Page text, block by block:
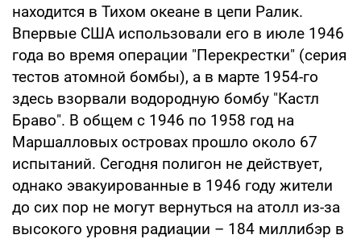
находится в Тихом океане в цепи Ралик.
Впервые США использовали его в июле 1946
года во время операции "Перекрестки" (серия
тестов атомной бомбы), а в марте 1954-го
здесь взорвали водородную бомбу "Кастл
Браво". В общем с 1946 по 1958 год на
Маршалловых островах прошло около 67
испытаний. Сегодня полигон не действует,
однако эвакуированные в 1946 году жители
до сих пор не могут вернуться на атолл из-за
высокого уровня радиации – 184 миллибэр в